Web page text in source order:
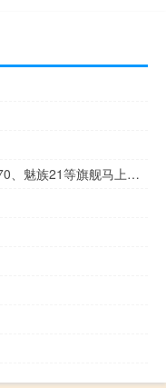
第三代骁龙8大战即将开打！Redmi K70、魅族21等旗舰马上官宣